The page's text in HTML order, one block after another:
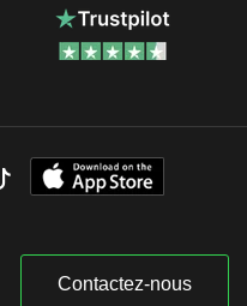
Contactez-nous